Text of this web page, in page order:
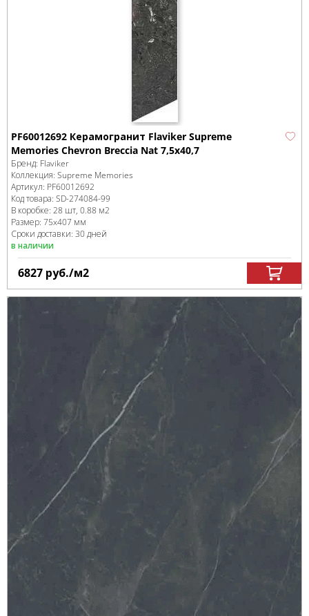
PF60012692 Керамогранит Flaviker Supreme
Memories Chevron Breccia Nat 7,5x40,7
Бренд: Flaviker
Коллекция: Supreme Memories
Артикул: PF60012692
Код товара: SD-274084-99
В коробке: 28 шт, 0.88 м2
Размер: 75x407 мм
Сроки доставки: 30 дней
в наличии
6827 руб./м2